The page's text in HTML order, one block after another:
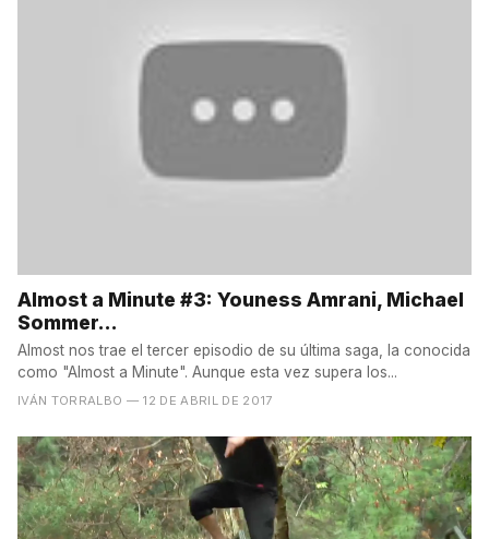
Almost a Minute #3: Youness Amrani, Michael
Sommer...
Almost nos trae el tercer episodio de su última saga, la conocida
como "Almost a Minute". Aunque esta vez supera los...
IVÁN TORRALBO — 12 DE ABRIL DE 2017